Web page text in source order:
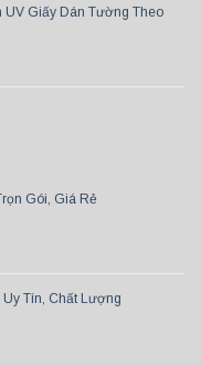
UV Giấy Dán Tường Theo
Gói, Giá Rẻ
Tín, Chất Lượng